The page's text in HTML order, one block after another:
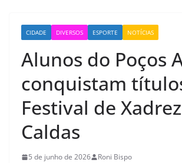
CIDADE DIVERSOS ESPORTE NOTÍCIAS
Alunos do Poços
conquistam
Festival de
Caldas
5 de junho de 2026 Roni Bispo